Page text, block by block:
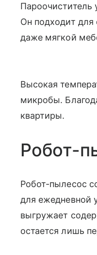
Пароочиститель
Он подходит для
даже мягкой
Высокая
микробы.
квартиры.
Робот-
Робот-пылесос
для ежедневной
выгружает
остается лишь